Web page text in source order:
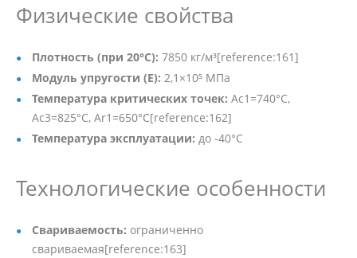
Физические свойства
Плотность (при 20°C): 7850 кг/м³[reference:161]
Модуль упругости (E): 2,1×10⁵ МПа
Температура критических точек: Ac1=740°C,
Ac3=825°C, Ar1=650°C[reference:162]
Температура эксплуатации: до -40°C
Технологические особенности
Свариваемость: ограниченно
свариваемая[reference:163]